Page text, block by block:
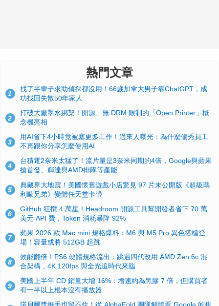
熱門文章
1
找了半輩子求助偵探都沒用！66歲加拿大男子靠ChatGPT，成
功找回失散50年家人
2
打破大廠墨水綁架！開源、無 DRM 限制的「Open Printer」概
念機亮相
3
用AI省下4小時竟被塞更多工作！過來人曝光：為什麼優秀員工
不再跟你分享怎麼使用AI
4
台積電2奈米太猛了！流片量是3奈米同期的4倍，Google與蘋果
搶首發、輝達與AMD排隊等產能
5
典藏界大地震！美國懷舊遊戲小店驚見 97 片未公開版《超級瑪
利歐兄弟》變體任天堂卡帶
6
GitHub 狂攬 4 萬星！Headroom 開源工具幫開發者省下 70 萬
美元 API 費，Token 消耗暴降 92%
7
蘋果 2026 款 Mac mini 規格爆料：M6 與 M5 Pro 異色搭檔登
場！容量或將 512GB 起跳
8
效能翻倍！PS6 硬體規格流出：跳過四代改用 AMD Zen 6c 混
合架構，4K 120fps 與全光追時代來臨
9
美國上半年 CD 銷量大增 16%：增速約為黑膠 7 倍，但購買者
有一半以上根本沒有播放器